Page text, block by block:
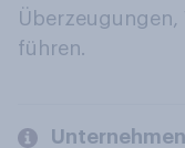
Überzeugungen,
führen.
Unternehmen